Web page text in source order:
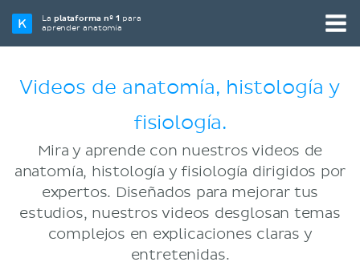
Laplataforma nº 1 para
aprender anatomía
Videos de anatomía, histología y
fisiología.
Mira y aprende con nuestros videos de
anatomía, histología y fisiología dirigidos por
expertos. Diseñados para mejorar tus
estudios, nuestros videos desglosan temas
complejos en explicaciones claras y
entretenidas.